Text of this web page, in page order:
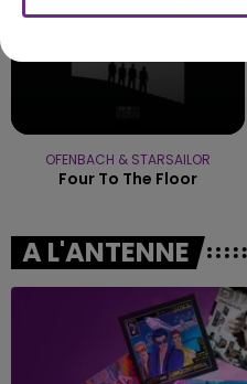
OFENBACH & STARSAILOR
Four To The Floor
A L'ANTENNE